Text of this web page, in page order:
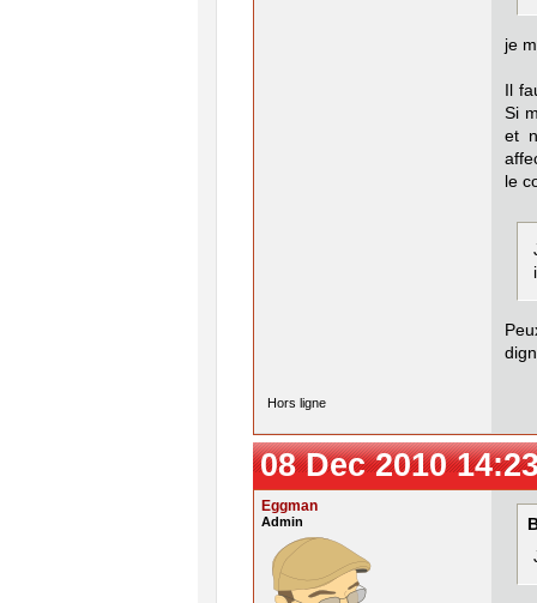
je
Il
Si
et
le
Hors ligne
08 Dec 2010
Eggman
Admin